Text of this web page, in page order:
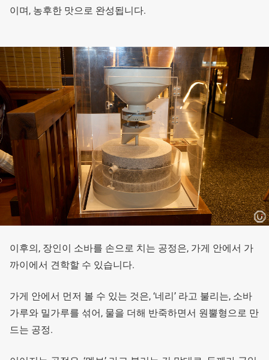
이며, 농후한 맛으로 완성됩니다.
이후의, 장인이 소바를 손으로 치는 공정은, 가게 안에서 가
까이에서 견학할 수 있습니다.
가게 안에서 먼저 볼 수 있는 것은, ‘네리’ 라고 불리는, 소바
가루와 밀가루를 섞어, 물을 더해 반죽하면서 원뿔형으로 만
드는 공정.